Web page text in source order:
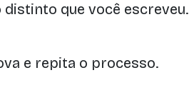
que você escreveu.
e repita o processo.